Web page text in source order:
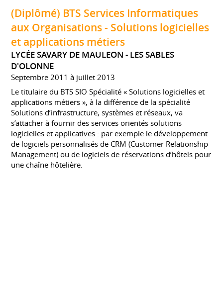
(Diplômé) BTS Services Informatiques
aux Organisations - Solutions logicielles
et applications métiers
LYCÉE SAVARY DE MAULEON - LES SABLES
D'OLONNE
Septembre 2011 à juillet 2013
Le titulaire du BTS SIO Spécialité « Solutions logicielles et
applications métiers », à la différence de la spécialité
Solutions d’infrastructure, systèmes et réseaux, va
s’attacher à fournir des services orientés solutions
logicielles et applicatives : par exemple le développement
de logiciels personnalisés de CRM (Customer Relationship
Management) ou de logiciels de réservations d’hôtels pour
une chaîne hôtelière.